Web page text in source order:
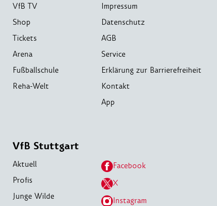
VfB TV
Shop
Tickets
Arena
Fußballschule
Reha-Welt
Impressum
Datenschutz
AGB
Service
Erklärung zur Barrierefreiheit
Kontakt
App
VfB Stuttgart
Aktuell
Profis
Junge Wilde
Facebook
X
Instagram